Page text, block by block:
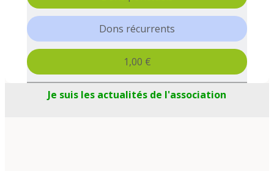
Je suis les actualités de l'association